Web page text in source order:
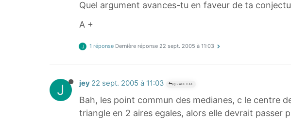
Quel argument avances-tu en faveur de ta
A +
J 1 réponse Dernière réponse 22 sept. 2005 à 11:03
J jey 22 sept. 2005 à 11:03 @ZAUCTORE
Bah, les point commun des medianes, c le centre
triangle en 2 aires egales, alors elle devrait passer